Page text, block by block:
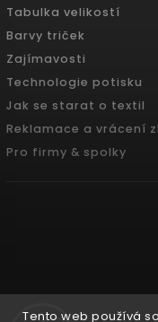
Tento web používá
Tabulka velikostí
Barvy triček
Zajímavosti
Technologie potisku
Jak se starat o textil
Reklamace a vrácení
Pro firmy & spolky